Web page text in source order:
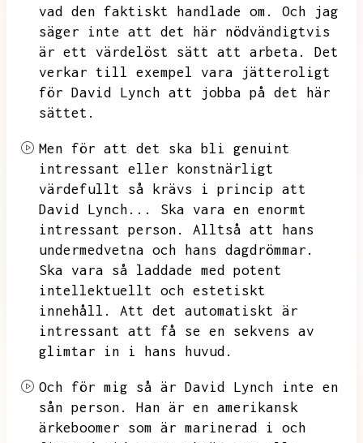
vad den faktiskt handlade om.
Och jag
säger inte att det här nödvändigtvis
är ett värdelöst sätt att arbeta.
Det
verkar till exempel vara jätteroligt
för David Lynch att jobba på det här
sättet.
Men för att det ska bli genuint
intressant eller konstnärligt
värdefullt så krävs i princip att
David Lynch...
Ska vara en enormt
intressant person.
Alltså att hans
undermedvetna och hans dagdrömmar.
Ska vara så laddade med potent
intellektuellt och estetiskt
innehåll.
Att det automatiskt är
intressant att få se en sekvens av
glimtar in i hans huvud.
Och för mig så är David Lynch inte en
sån person.
Han är en amerikansk
ärkeboomer som är marinerad i och